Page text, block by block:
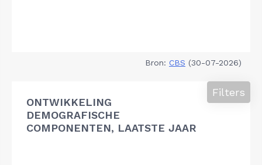
Bron: CBS (30-07-2026)
ONTWIKKELING
DEMOGRAFISCHE
COMPONENTEN, LAATSTE JAAR
Filters